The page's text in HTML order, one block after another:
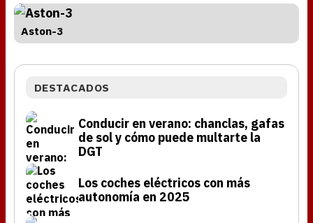
Aston-3
DESTACADOS
Conducir en verano: chanclas, gafas
de sol y cómo puede multarte la
DGT
Los coches eléctricos con más
autonomía en 2025